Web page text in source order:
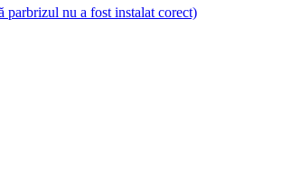
parbrizul nu a fost instalat corect)